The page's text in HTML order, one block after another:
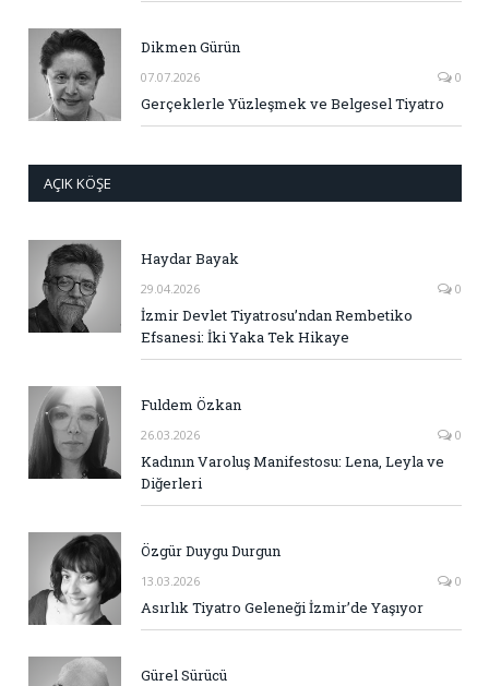
Dikmen Gürün
07.07.2026 0
Gerçeklerle Yüzleşmek ve Belgesel Tiyatro
AÇIK KÖŞE
Haydar Bayak
29.04.2026 0
İzmir Devlet Tiyatrosu’ndan Rembetiko
Efsanesi: İki Yaka Tek Hikaye
Fuldem Özkan
26.03.2026 0
Kadının Varoluş Manifestosu: Lena, Leyla ve
Diğerleri
Özgür Duygu Durgun
13.03.2026 0
Asırlık Tiyatro Geleneği İzmir’de Yaşıyor
Gürel Sürücü